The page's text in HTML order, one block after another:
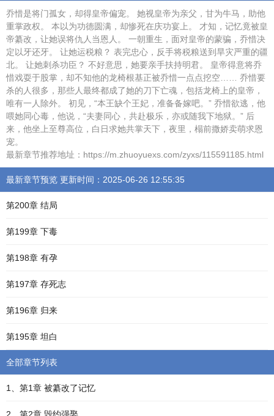
乔惜是将门孤女，却得皇帝偏宠。 她视皇帝为亲父，甘为牛马，助他
重掌政权。 本以为功德圆满，却惨死在庆功宴上。 才知，记忆竟被皇
帝纂改，让她误将仇人当恩人。 一朝重生，面对皇帝的蒙骗，乔惜决
定以牙还牙。 让她运税粮？ 表完忠心，反手将税粮送到旱灾严重的疆
北。 让她刺杀功臣？ 不好意思，她要亲手扶持明君。 皇帝得意将乔
惜戏耍于股掌，却不知他的龙椅根基正被乔惜一点点挖空…… 乔惜要
杀的人很多，那些人最终都成了她的刀下亡魂，包括龙椅上的皇帝，
唯有一人除外。 初见，“本王缺个王妃，准备备嫁吧。” 乔惜欲逃，他
喂她同心毒，他说，“夫妻同心，共赴极乐，亦或随我下地狱。” 后
来，他坐上至尊高位，白日求她共掌天下，夜里，榻前撒娇卖萌求恩
宠。
最新章节推荐地址：https://m.zhuoyuexs.com/zyxs/115591185.html
最新章节预览 更新时间：2025-06-26 12:55:35
第200章 结局
第199章 下毒
第198章 有孕
第197章 存死志
第196章 归来
第195章 坦白
全部章节列表
1、第1章 被纂改了记忆